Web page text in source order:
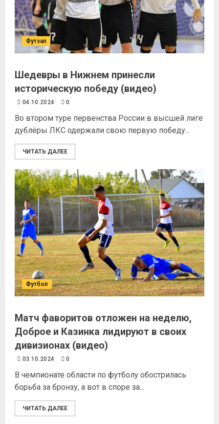
Футзал
Шедевры в Нижнем принесли
историческую победу (видео)
04.10.2024 0
Во втором туре первенства России в высшей лиге
дублёры ЛКС одержали свою первую победу...
ЧИТАТЬ ДАЛЕЕ
Футбол
Матч фаворитов отложен на неделю,
Доброе и Казинка лидируют в своих
дивизионах (видео)
03.10.2024 0
В чемпионате области по футболу обострилась
борьба за бронзу, а вот в споре за...
ЧИТАТЬ ДАЛЕЕ